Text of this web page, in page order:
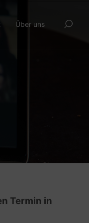
Über uns
Termin in